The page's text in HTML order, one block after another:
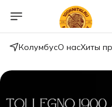
КолумбусО насХиты